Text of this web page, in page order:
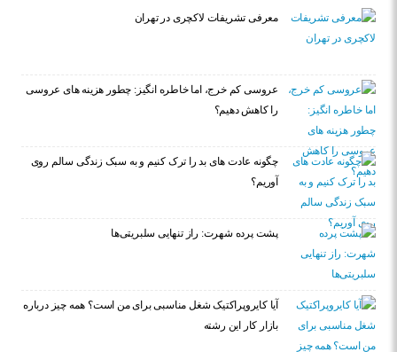
معرفی تشریفات لاکچری در تهران
عروسی کم خرج، اما خاطره انگیز: چطور هزینه های عروسی
را کاهش دهیم؟
چگونه عادت‌ های بد را ترک کنیم و به سبک زندگی سالم روی
آوریم؟
پشت پرده شهرت: راز تنهایی سلبریتی‌ها
آیا کایروپراکتیک شغل مناسبی برای من است؟ همه چیز درباره
بازار کار این رشته